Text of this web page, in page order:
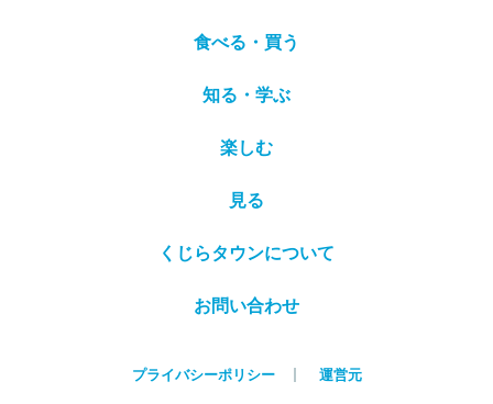
食べる・買う
知る・学ぶ
楽しむ
見る
くじらタウンについて
お問い合わせ
プライバシーポリシー 運営元